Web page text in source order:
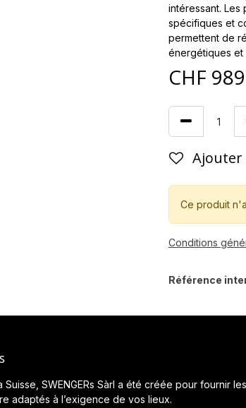
intéressant. Les
spécifiques et
permettent de
énergétiques et
CHF
Ajouter
Ce produit
Conditions
Référence
Suisse, SWENGERs Sàrl a été créée pour fournir les
adaptés à l’exigence de vos lieux.